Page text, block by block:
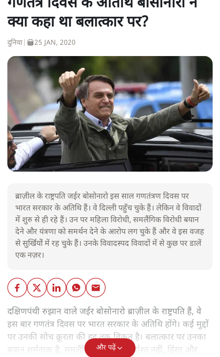
क्या कहा था बलात्कार पर?
दुनिया 25 JAN, 2020
ब्राज़ील के राष्ट्रपति जईर बोसोनारो इस साल गणतंत्रण दिवस पर
भारत सरकार के अतिथि हैं। वे दिल्ली पहुँच चुके हैं। लेकिन वे विवादों
में शुरु से ही रहे हैं। उन पर महिला विरोधी, समलैंगिक विरोधी बयान
देने और यंत्रणा को समर्थन देने के आरोप लग चुके हैं और वे इस वजह
से सुर्खियोें में रह चुके हैं। उनके विवादस्पद विवादों में से कुछ पर डालें
एक नज़र।
दक्षिणपंथी रुझान वाले जईर बोसोनारो ब्राज़ील के राष्ट्रपति हैं, वे
इस बार गणतंत्र दिवस पर भारत सरकार के अतिथि होंगे। कई मुद्दों
पर उनकी सोच क्रूरता की हद तक विकृत है। बलात्कार पर उनका
बयान शर्मनाक है, समलैंगिक लोग उन्हें बर्दाश्त नहीं, हिंसा और
और पढ़ें